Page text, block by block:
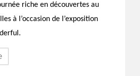
riche en découvertes au
à l’occasion de l’exposition